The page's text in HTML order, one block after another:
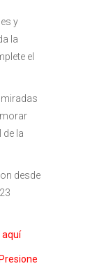
y
la
el
de la
desde
aquí
Presione